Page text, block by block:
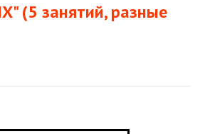
(5 занятий, разные